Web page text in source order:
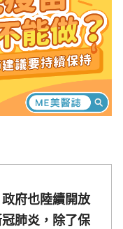
府也陸續開放
肺炎，除了保